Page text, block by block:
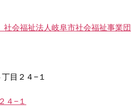
目２４−１
４−１